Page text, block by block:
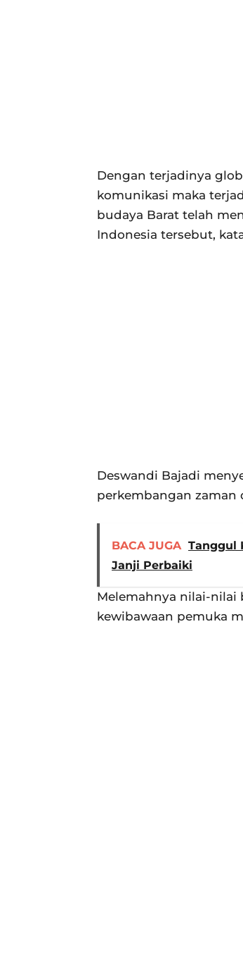
Dengan terjadinya
komunikasi maka
budaya Barat telah
Indonesia tersebut,
Deswandi Bajadi
perkembangan zaman
BACA JUGA Tanggul
Janji Perbaiki
Melemahnya nilai-nilai
kewibawaan pemuka